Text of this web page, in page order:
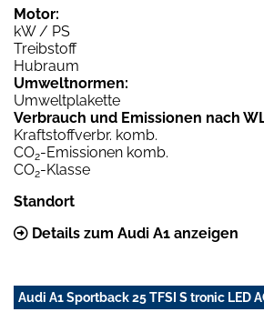
Motor:
kW / PS
Treibstoff
Hubraum
Umweltnormen:
Umweltplakette
Verbrauch und Emissionen nach
Kraftstoffverbr. komb.
CO2-Emissionen komb.
CO2-Klasse
Standort
Details zum Audi A1 anzeigen
Audi A1 Sportback 25 TFSI S tronic LED